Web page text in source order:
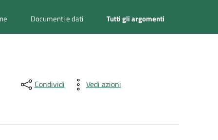
Documenti e dati Tutti gli argomenti
Condividi Vedi azioni